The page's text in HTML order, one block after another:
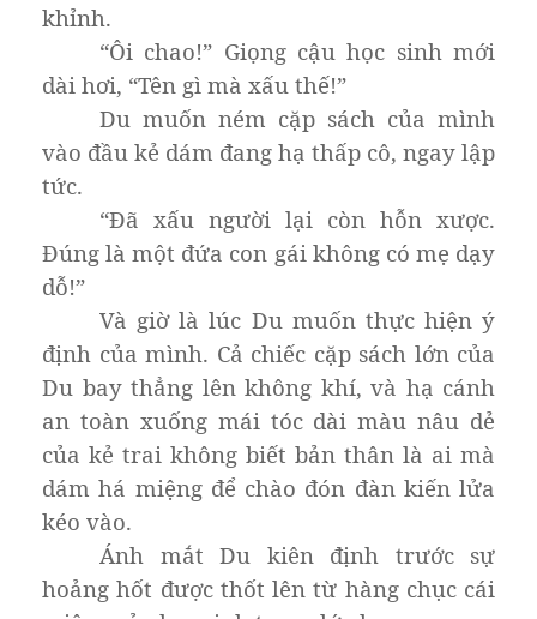
khỉnh.
“Ôi chao!” Giọng cậu học sinh mới
dài hơi, “Tên gì mà xấu thế!”
Du muốn ném cặp sách của mình
vào đầu kẻ dám đang hạ thấp cô, ngay lập
tức.
“Đã xấu người lại còn hỗn xược.
Đúng là một đứa con gái không có mẹ dạy
dỗ!”
Và giờ là lúc Du muốn thực hiện ý
định của mình. Cả chiếc cặp sách lớn của
Du bay thẳng lên không khí, và hạ cánh
an toàn xuống mái tóc dài màu nâu dẻ
của kẻ trai không biết bản thân là ai mà
dám há miệng để chào đón đàn kiến lửa
kéo vào.
Ánh mắt Du kiên định trước sự
hoảng hốt được thốt lên từ hàng chục cái